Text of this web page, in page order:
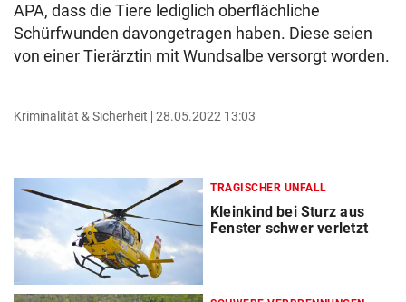
APA, dass die Tiere lediglich oberflächliche
Schürfwunden davongetragen haben. Diese seien
von einer Tierärztin mit Wundsalbe versorgt worden.
Kriminalität & Sicherheit 28.05.2022 13:03
TRAGISCHER UNFALL
Kleinkind bei Sturz aus
Fenster schwer verletzt